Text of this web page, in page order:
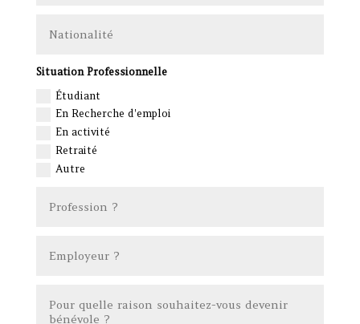
Situation Professionnelle
Étudiant
En Recherche d'emploi
En activité
Retraité
Autre